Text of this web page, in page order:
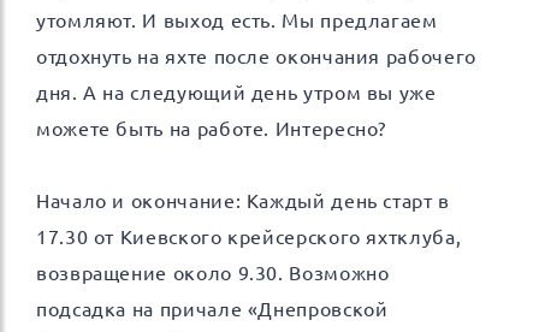
утомляют. И выход есть. Мы предлагаем
отдохнуть на яхте после окончания рабочего
дня. А на следующий день утром вы уже
можете быть на работе. Интересно?
Начало и окончание: Каждый день старт в
17.30 от Киевского крейсерского яхтклуба,
возвращение около 9.30. Возможно
подсадка на причале «Днепровской